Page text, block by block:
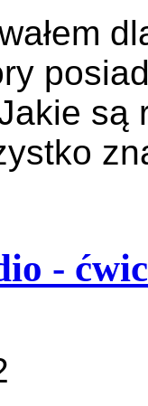
są
-